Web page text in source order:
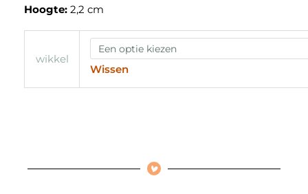
Hoogte: 2,2 cm
wikkel
Wissen